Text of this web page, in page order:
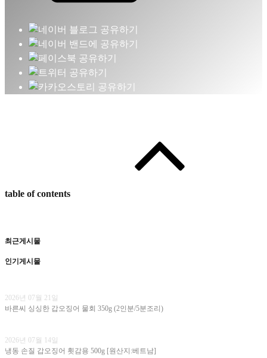
table of contents
최근게시물
인기게시물
2026년 07월 21일
바른씨 싱싱한 갑오징어 물회 350g (2인분/5분조리)
2026년 07월 14일
냉동 손질 갑오징어 횟감용 500g [원산지:베트남]